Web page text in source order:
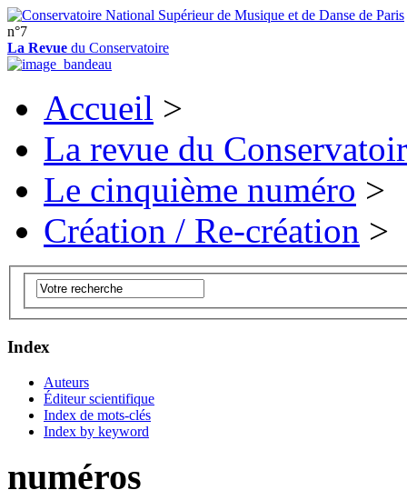
n°7
La Revue du Conservatoire
Accueil >
La revue du
Le cinquième numéro >
Création / Re-création >
Index
Auteurs
Éditeur scientifique
Index de mots-clés
Index by keyword
numéros